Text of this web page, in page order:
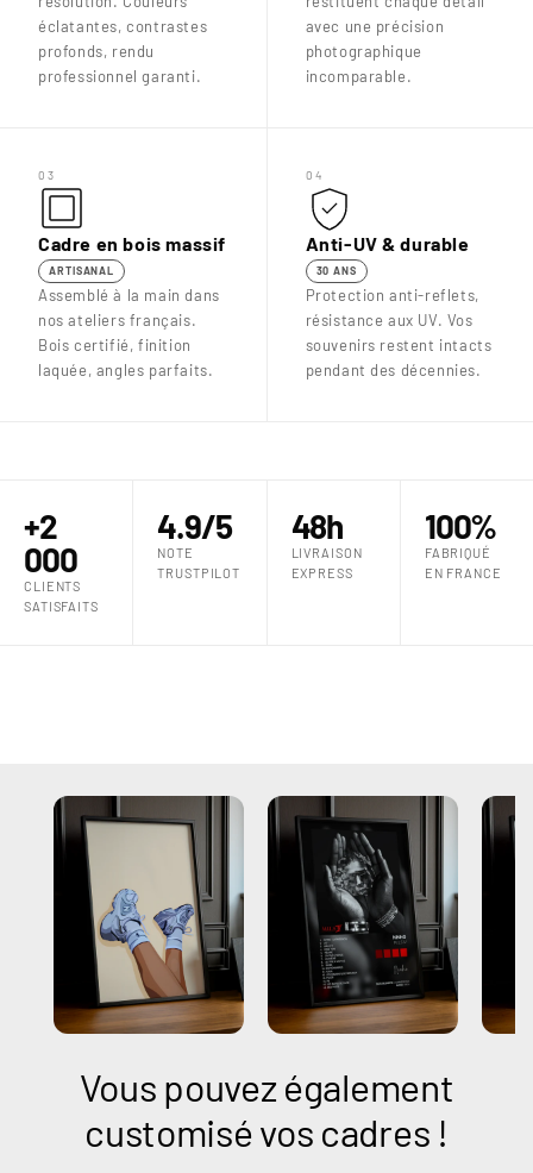
éclatantes, contrastes
profonds, rendu
professionnel garanti.
avec une précision
photographique
incomparable.
03
Cadre en bois massif
ARTISANAL
Assemblé à la main dans
nos ateliers français.
Bois certifié, finition
laquée, angles parfaits.
04
Anti-UV & durable
30 ANS
Protection anti-reflets,
résistance aux UV. Vos
souvenirs restent intacts
pendant des décennies.
+2
000
CLIENTS
SATISFAITS
4.9/5
NOTE
TRUSTPILOT
48h
LIVRAISON
EXPRESS
100%
FABRIQUÉ
EN FRANCE
Vous pouvez également
customisé vos cadres !